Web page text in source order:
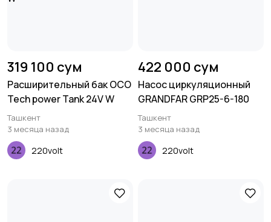
319 100 сум
Расширительный бак OCO
Tech power Tank 24V W
Ташкент
3 месяца назад
220volt
422 000 сум
Насос циркуляционный
GRANDFAR GRP25-6-180
Ташкент
3 месяца назад
220volt